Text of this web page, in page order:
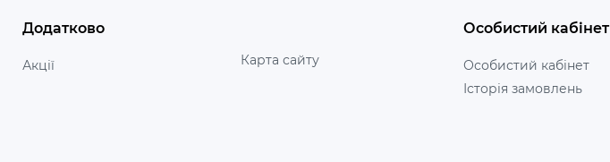
Додатково
Акції Карта сайту
Особистий кабінет
Особистий кабінет
Історія замовлень